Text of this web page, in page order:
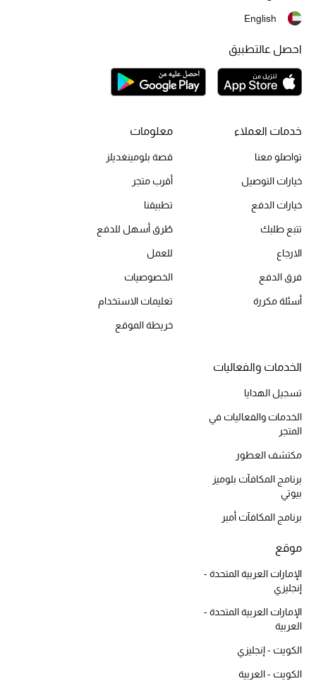
موضة نسائية
تسوقوا للنساء
الموسم الجديد
الحقائب النسائية
حقائب رجالية
حقائب الأطفال
تسوقوا الحقائب
الموسم الجديد
أحذية النسائية
تشكيلة الأحذية
الأحذية الرجالية
أحذية للأطفال
أبرز المصممين
خدمات العملاء
تواصلو معنا
خيارات التوصيل
خيارات الدفع
تتبع طلبك
الارجاع
فرق الدفع
أسئلة مكررة
معلومات
قصة بلومينغديلز
أقرب متجر
تطبيقنا
طُرق أسهل للدفع
للعمل
الخصوصيات
تعليمات الاستخدام
خريطة الموقع
الخدمات والفعاليات
تسجيل الهدايا
الخدمات والفعاليات في
المتجر
مكتشف العطور
برنامج المكافآت بلوميز
بيوتي
برنامج المكافآت أمبر
موقع
الإمارات العربية المتحدة -
إنجليزي
الإمارات العربية المتحدة -
العربية
الكويت - إنجليزي
الكويت - العربية
English
احصل عالتطبيق